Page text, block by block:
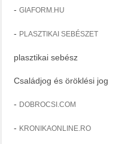
- GIAFORM.HU
- PLASZTIKAI SEBÉSZET
plasztikai sebész
Családjog és öröklési jog
- DOBROCSI.COM
- KRONIKAONLINE.RO